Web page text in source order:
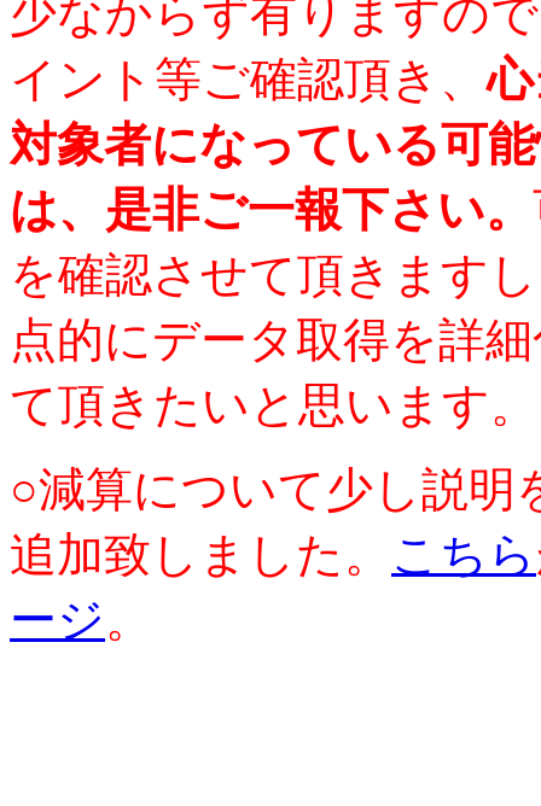
少なからず有りますの
イント等ご確認頂き、
対象者になっている可
は、是非ご一報下さい。
を確認させて頂きます
点的にデータ取得を詳
て頂きたいと思います。
○減算について少し説明
追加致しました。 こちら
ージ。